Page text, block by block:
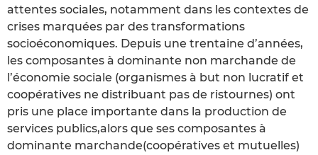
attentes sociales, notamment dans les contextes de
crises marquées par des transformations
socioéconomiques. Depuis une trentaine d’années,
les composantes à dominante non marchande de
l’économie sociale (organismes à but non lucratif et
coopératives ne distribuant pas de ristournes) ont
pris une place importante dans la production de
services publics,alors que ses composantes à
dominante marchande(coopératives et mutuelles)